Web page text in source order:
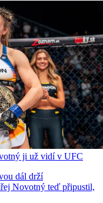
ji už vidí v UFC
dál drží
Novotný teď připustil,